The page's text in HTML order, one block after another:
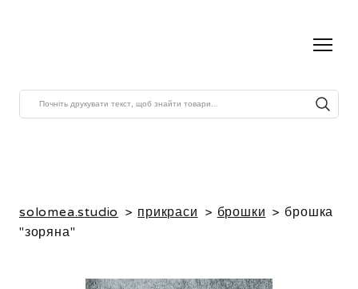
solomea.studio прикраси брошки
брошка
"зоряна"